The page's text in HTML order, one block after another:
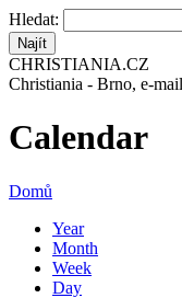
Hledat:
CHRISTIANIA.CZ
Christiania - Brno, e-
Calendar
Domů
Year
Month
Week
Day